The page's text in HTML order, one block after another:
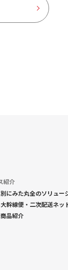
紹介
にみた丸全のソリュー
幹線便・二次配送ネッ
品紹介